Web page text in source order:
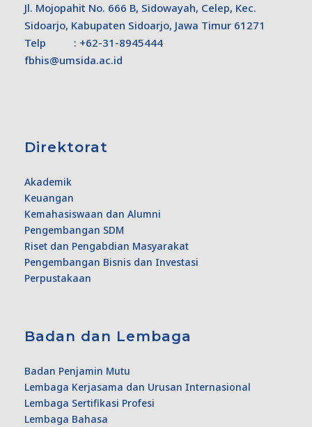
Jl. Mojopahit No. 666 B, Sidowayah, Celep, Kec.
Sidoarjo, Kabupaten Sidoarjo, Jawa Timur 61271
Telp : +62-31-8945444
fbhis@umsida.ac.id
Direktorat
Akademik
Keuangan
Kemahasiswaan dan Alumni
Pengembangan SDM
Riset dan Pengabdian Masyarakat
Pengembangan Bisnis dan Investasi
Perpustakaan
Badan dan Lembaga
Badan Penjamin Mutu
Lembaga Kerjasama dan Urusan Internasional
Lembaga Sertifikasi Profesi
Lembaga Bahasa